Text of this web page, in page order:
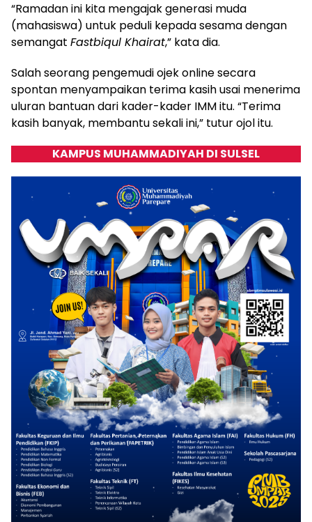
“Ramadan ini kita mengajak generasi muda
(mahasiswa) untuk peduli kepada sesama dengan
semangat Fastbiqul Khairat,” kata dia.
Salah seorang pengemudi ojek online secara
spontan menyampaikan terima kasih usai menerima
uluran bantuan dari kader-kader IMM itu. “Terima
kasih banyak, membantu sekali ini,” tutur ojol itu.
KAMPUS MUHAMMADIYAH DI SULSEL